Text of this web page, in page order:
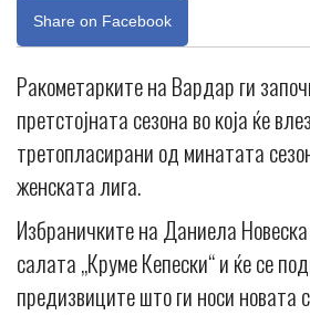
Share on Facebook
Ракометарките на Вардар ги
претстојната сезона во која ќе
третопласирани од минатата
женската лига.
Избраничките на Даниела
салата „Круме Кепески“ и ќе се
предизвиците што ги носи новата